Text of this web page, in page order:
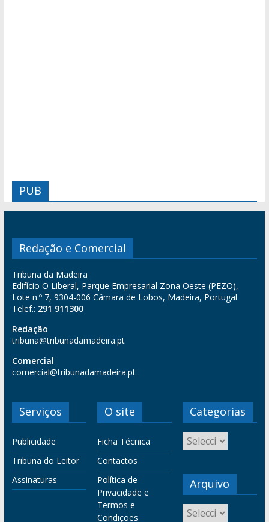
PUB
Redação e Comercial
Tribuna da Madeira
Edifício O Liberal, Parque Empresarial Zona Oeste (PEZO),
Lote n.º 7, 9304-006 Câmara de Lobos, Madeira, Portugal
Telef.: 291 911300
Redação
tribuna@tribunadamadeira.pt
Comercial
comercial@tribunadamadeira.pt
Serviços
Publicidade
Tribuna do Leitor
Assinaturas
O site
Ficha Técnica
Contactos
Política de
Privacidade e
Termos e
Condições
Categorias
Arquivo